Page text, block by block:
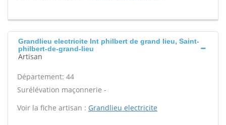
Grandlieu electricite Int philbert de grand lieu, Saint-
philbert-de-grand-lieu
Artisan
Département: 44
Surélévation maçonnerie -
Voir la fiche artisan : Grandlieu electricite